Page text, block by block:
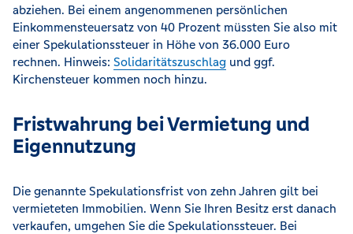
abziehen. Bei einem angenommenen persönlichen
Einkommensteuersatz von 40 Prozent müssten Sie also mit
einer Spekulationssteuer in Höhe von 36.000 Euro
rechnen. Hinweis: Solidaritätszuschlag und ggf.
Kirchensteuer kommen noch hinzu.
Fristwahrung bei Vermietung und
Eigennutzung
Die genannte Spekulationsfrist von zehn Jahren gilt bei
vermieteten Immobilien. Wenn Sie Ihren Besitz erst danach
verkaufen, umgehen Sie die Spekulationssteuer. Bei